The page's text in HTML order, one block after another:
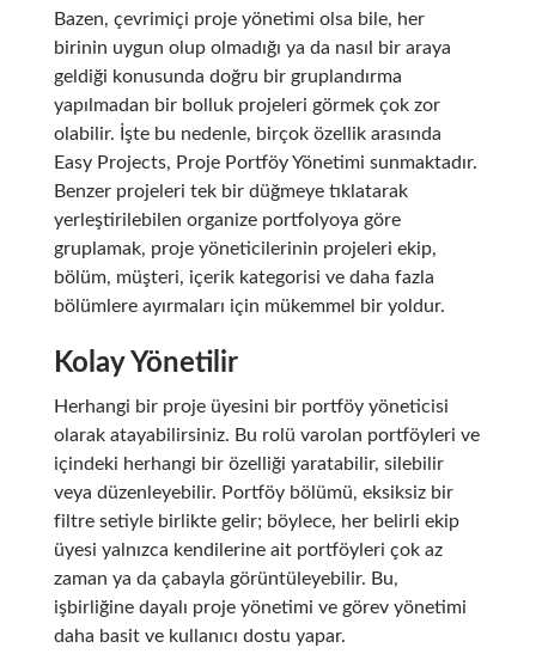
Bazen, çevrimiçi proje yönetimi olsa bile, her
birinin uygun olup olmadığı ya da nasıl bir araya
geldiği konusunda doğru bir gruplandırma
yapılmadan bir bolluk projeleri görmek çok zor
olabilir. İşte bu nedenle, birçok özellik arasında
Easy Projects, Proje Portföy Yönetimi sunmaktadır.
Benzer projeleri tek bir düğmeye tıklatarak
yerleştirilebilen organize portfolyoya göre
gruplamak, proje yöneticilerinin projeleri ekip,
bölüm, müşteri, içerik kategorisi ve daha fazla
bölümlere ayırmaları için mükemmel bir yoldur.
Kolay Yönetilir
Herhangi bir proje üyesini bir portföy yöneticisi
olarak atayabilirsiniz. Bu rolü varolan portföyleri ve
içindeki herhangi bir özelliği yaratabilir, silebilir
veya düzenleyebilir. Portföy bölümü, eksiksiz bir
filtre setiyle birlikte gelir; böylece, her belirli ekip
üyesi yalnızca kendilerine ait portföyleri çok az
zaman ya da çabayla görüntüleyebilir. Bu,
işbirliğine dayalı proje yönetimi ve görev yönetimi
daha basit ve kullanıcı dostu yapar.